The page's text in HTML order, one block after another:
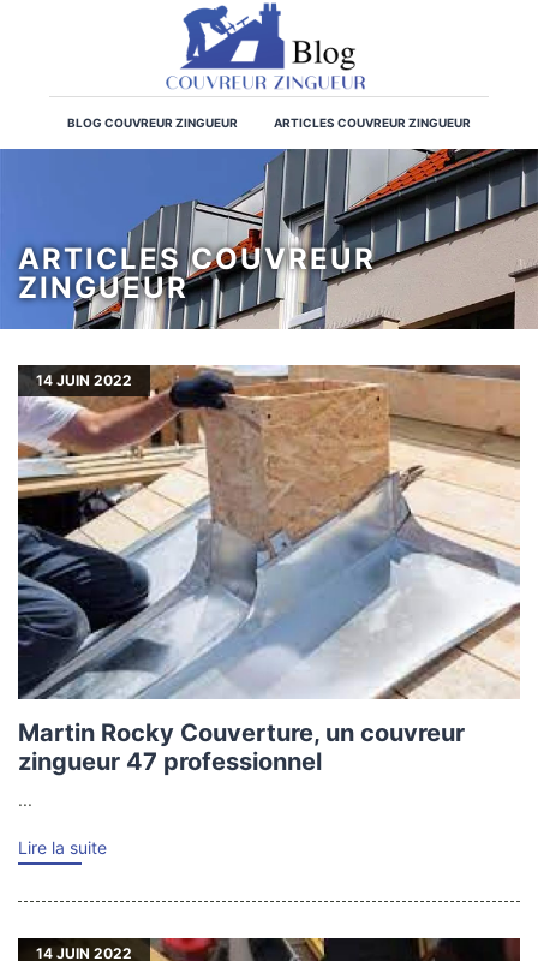
BLOG COUVREUR ZINGUEUR ARTICLES COUVREUR ZINGUEUR
ARTICLES COUVREUR
ZINGUEUR
14 JUIN 2022
Martin Rocky Couverture, un couvreur
zingueur 47 professionnel
...
Lire la suite
14 JUIN 2022